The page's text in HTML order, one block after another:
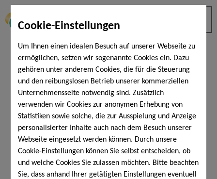
Cookie-Einstellungen
Um Ihnen einen idealen Besuch auf unserer Webseite zu
ermöglichen, setzen wir sogenannte Cookies ein. Dazu
gehören unter anderem Cookies, die für die Steuerung
und den reibungslosen Betrieb unserer kommerziellen
Unternehmensseite notwendig sind. Zusätzlich
verwenden wir Cookies zur anonymen Erhebung von
Statistiken sowie solche, die zur Ausspielung und Anzeige
personalisierter Inhalte auch nach dem Besuch unserer
Webseite eingesetzt werden können. Durch unsere
Cookie-Einstellungen können Sie selbst entscheiden, ob
und welche Cookies Sie zulassen möchten. Bitte beachten
Sie, dass anhand Ihrer getätigten Einstellungen eventuell